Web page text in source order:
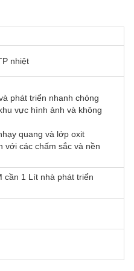
nhiệt
phát triển nhanh chóng
vực hình ảnh và không
quang và lớp oxit
với các chấm sắc và nền
cần 1 Lít nhà phát triển